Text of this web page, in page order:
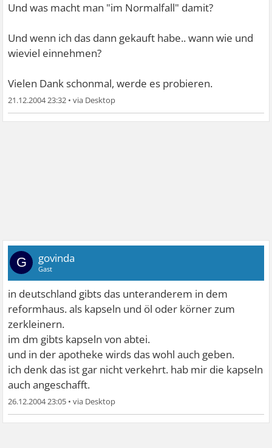
Und was macht man "im Normalfall" damit?
Und wenn ich das dann gekauft habe.. wann wie und
wieviel einnehmen?
Vielen Dank schonmal, werde es probieren.
21.12.2004 23:32 •
G govinda
Gast
in deutschland gibts das unteranderem in dem
reformhaus. als kapseln und öl oder körner zum
zerkleinern.
im dm gibts kapseln von abtei.
und in der apotheke wirds das wohl auch geben.
ich denk das ist gar nicht verkehrt. hab mir die kapseln
auch angeschafft.
26.12.2004 23:05 •